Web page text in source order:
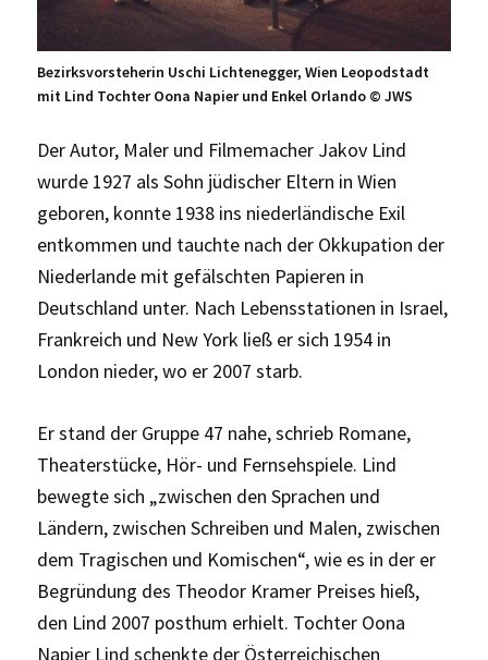
Bezirksvorsteherin Uschi Lichtenegger, Wien Leopodstadt
mit Lind Tochter Oona Napier und Enkel Orlando © JWS
Der Autor, Maler und Filmemacher Jakov Lind
wurde 1927 als Sohn jüdischer Eltern in Wien
geboren, konnte 1938 ins niederländische Exil
entkommen und tauchte nach der Okkupation der
Niederlande mit gefälschten Papieren in
Deutschland unter. Nach Lebensstationen in Israel,
Frankreich und New York ließ er sich 1954 in
London nieder, wo er 2007 starb.
Er stand der Gruppe 47 nahe, schrieb Romane,
Theaterstücke, Hör- und Fernsehspiele. Lind
bewegte sich „zwischen den Sprachen und
Ländern, zwischen Schreiben und Malen, zwischen
dem Tragischen und Komischen“, wie es in der er
Begründung des Theodor Kramer Preises hieß,
den Lind 2007 posthum erhielt. Tochter Oona
Napier Lind schenkte der Österreichischen